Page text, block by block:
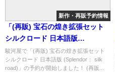
新作・再販予約情報
「(再販) 宝石の煌き拡張セット
シルクロード 日本語版
(Splendor： silk road)」の概略
と予約購入可能なショップ紹
介！
駿河屋で「(再販) 宝石の煌き拡張セット
シルクロード 日本語版 (Splendor： silk
road)」の予約が開始しました！ (再販...